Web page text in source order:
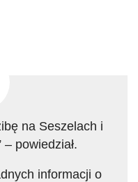
na Seszelach i
– powiedział.
informacji o